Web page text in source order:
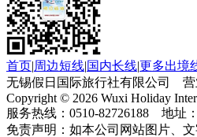
首页|周边短线|国内长线|更多出境
无锡假日国际旅行社有限公司 营
Copyright © 2026 Wuxi Holiday
服务热线：0510-82726188 地址
免责声明：如本公司网站图片、